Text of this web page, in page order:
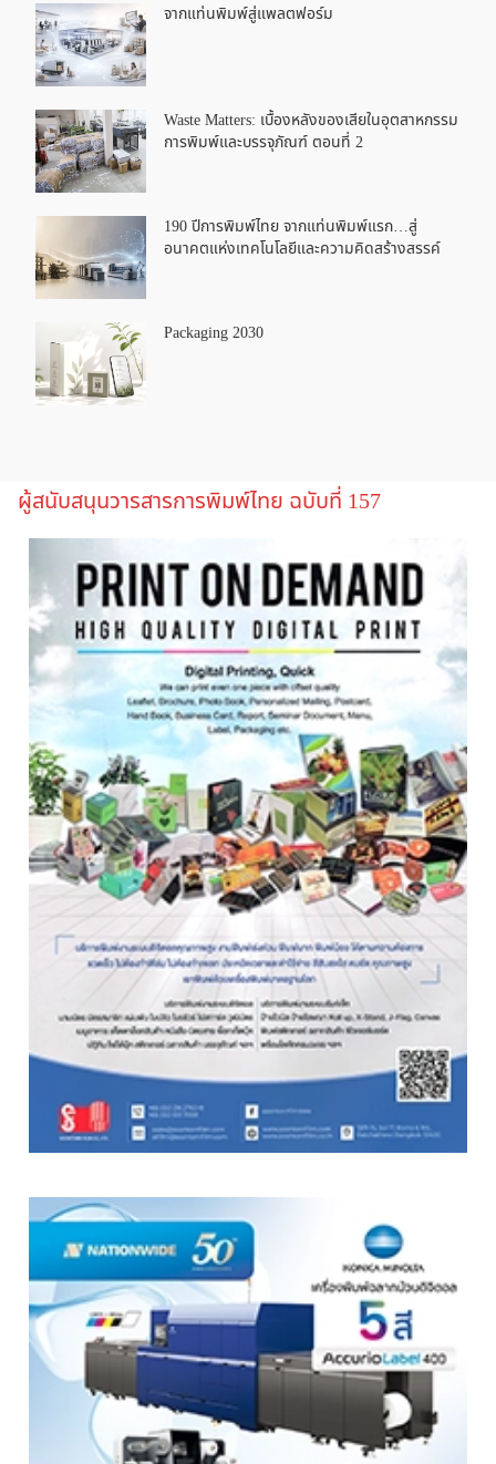
จากแท่นพิมพ์สู่แพลตฟอร์ม
Waste Matters: เบื้องหลังของเสียในอุตสาหกรรม
การพิมพ์และบรรจุภัณฑ์ ตอนที่ 2
190 ปีการพิมพ์ไทย จากแท่นพิมพ์แรก…สู่
อนาคตแห่งเทคโนโลยีและความคิดสร้างสรรค์
Packaging 2030
ผู้สนับสนุนวารสารการพิมพ์ไทย ฉบับที่ 157